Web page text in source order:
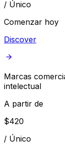
/ Único
Comenzar hoy
Discover
Marcas
intelectual
A partir de
$420
/ Único